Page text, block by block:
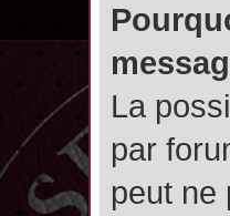
La
par
peut ne